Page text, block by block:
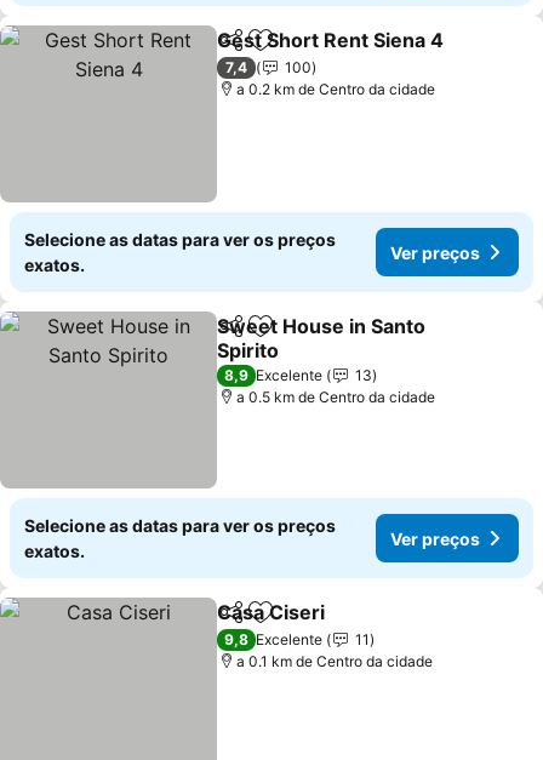
PartilharAdicionar aos favoritos
Gest Short Rent Siena 4
7,4
100
a 0.2 km de Centro da cidade
Selecione as datas para ver os preços
exatos.
Ver preços
PartilharAdicionar aos favoritos
Sweet House in Santo
Spirito
8,9 Excelente
13
a 0.5 km de Centro da cidade
Selecione as datas para ver os preços
exatos.
Ver preços
PartilharAdicionar aos favoritos
Casa Ciseri
9,8 Excelente
11
a 0.1 km de Centro da cidade